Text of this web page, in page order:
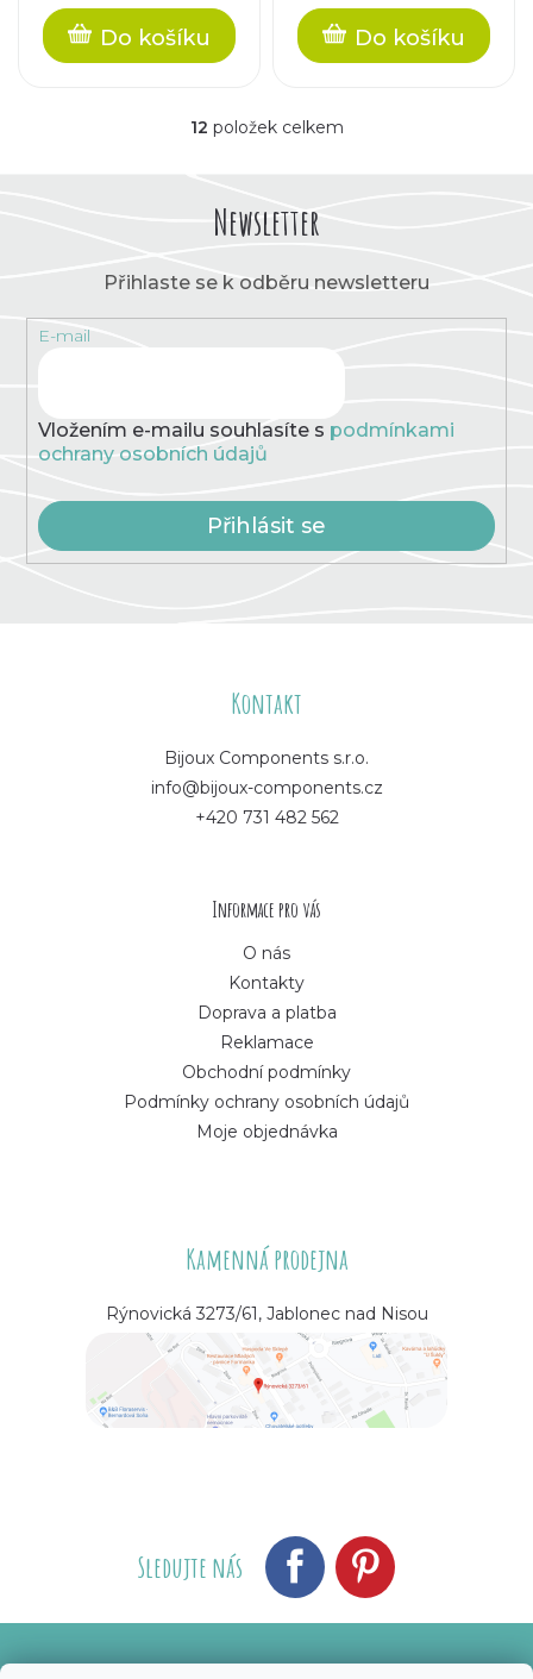
Do košíku Do košíku
O
d
c
í
p
v
ý
i
s
12 položek celkem
Newsletter
Přihlaste se k odběru newsletteru
E-mail
Vložením e-mailu souhlasíte s podmínkami
ochrany osobních údajů
Přihlásit se
Kontakt
Bijoux Components s.r.o.
info@bijoux-components.cz
+420 731 482 562
Informace pro vás
O nás
Kontakty
Doprava a platba
Reklamace
Obchodní podmínky
Podmínky ochrany osobních údajů
Moje objednávka
Kamenná prodejna
Rýnovická 3273/61, Jablonec nad Nisou
Sledujte nás